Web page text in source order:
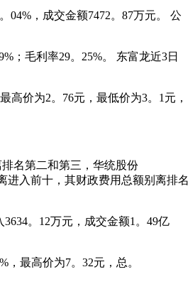
，成交金额7472。87万元。 公
；毛利率29。25%。 东富龙近3日
价为2。76元，最低价为3。1元，
名第二和第三，华统股份
进入前十，其财政费用总额别离排名
。12万元，成交金额1。49亿
最高价为7。32元，总。